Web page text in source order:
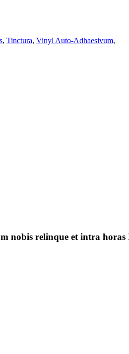
, Tinctura, Vinyl Auto-Adhaesivum,
nobis relinque et intra